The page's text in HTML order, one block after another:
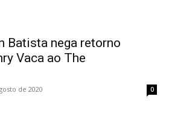
Batista nega retorno
Vaca ao The
de 2020 0